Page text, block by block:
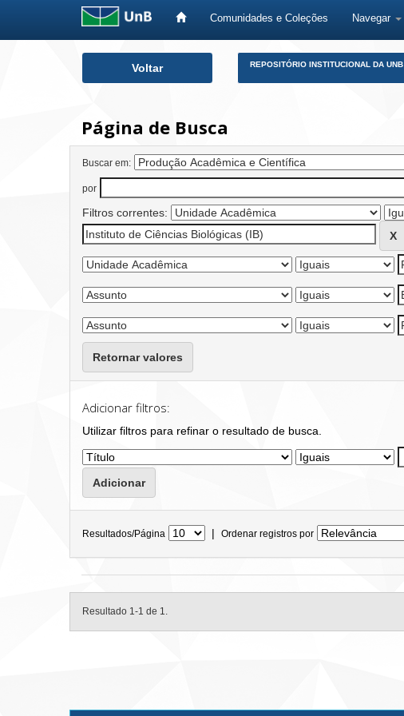
Comunidades e Coleções Navegar
Voltar REPOSITÓRIO INSTITUCIONAL DA UNB
Página de Busca
Buscar em:
por
Filtros correntes:
Retornar valores
Adicionar filtros:
Utilizar filtros para refinar o resultado de busca.
Resultados/Página | Ordenar registros por
Resultado 1-1 de 1.